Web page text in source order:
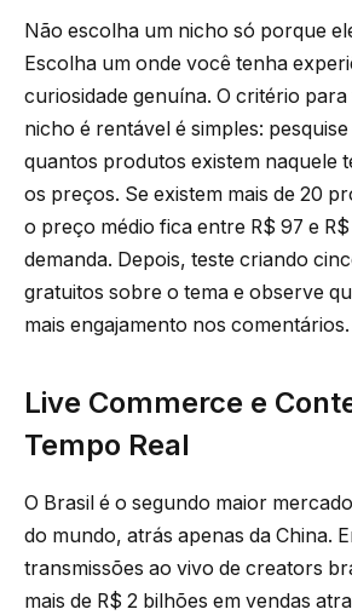
Não escolha um nicho só porque
Escolha um onde você tenha
curiosidade genuína. O critério
nicho é rentável é simples:
quantos produtos existem naquele
os preços. Se existem mais de 20
o preço médio fica entre R$ 97 e R$
demanda. Depois, teste criando
gratuitos sobre o tema e observe
mais engajamento nos comentários.
Live Commerce e
Tempo Real
O Brasil é o segundo maior
do mundo, atrás apenas da China.
transmissões ao vivo de creators
mais de R$ 2 bilhões em vendas